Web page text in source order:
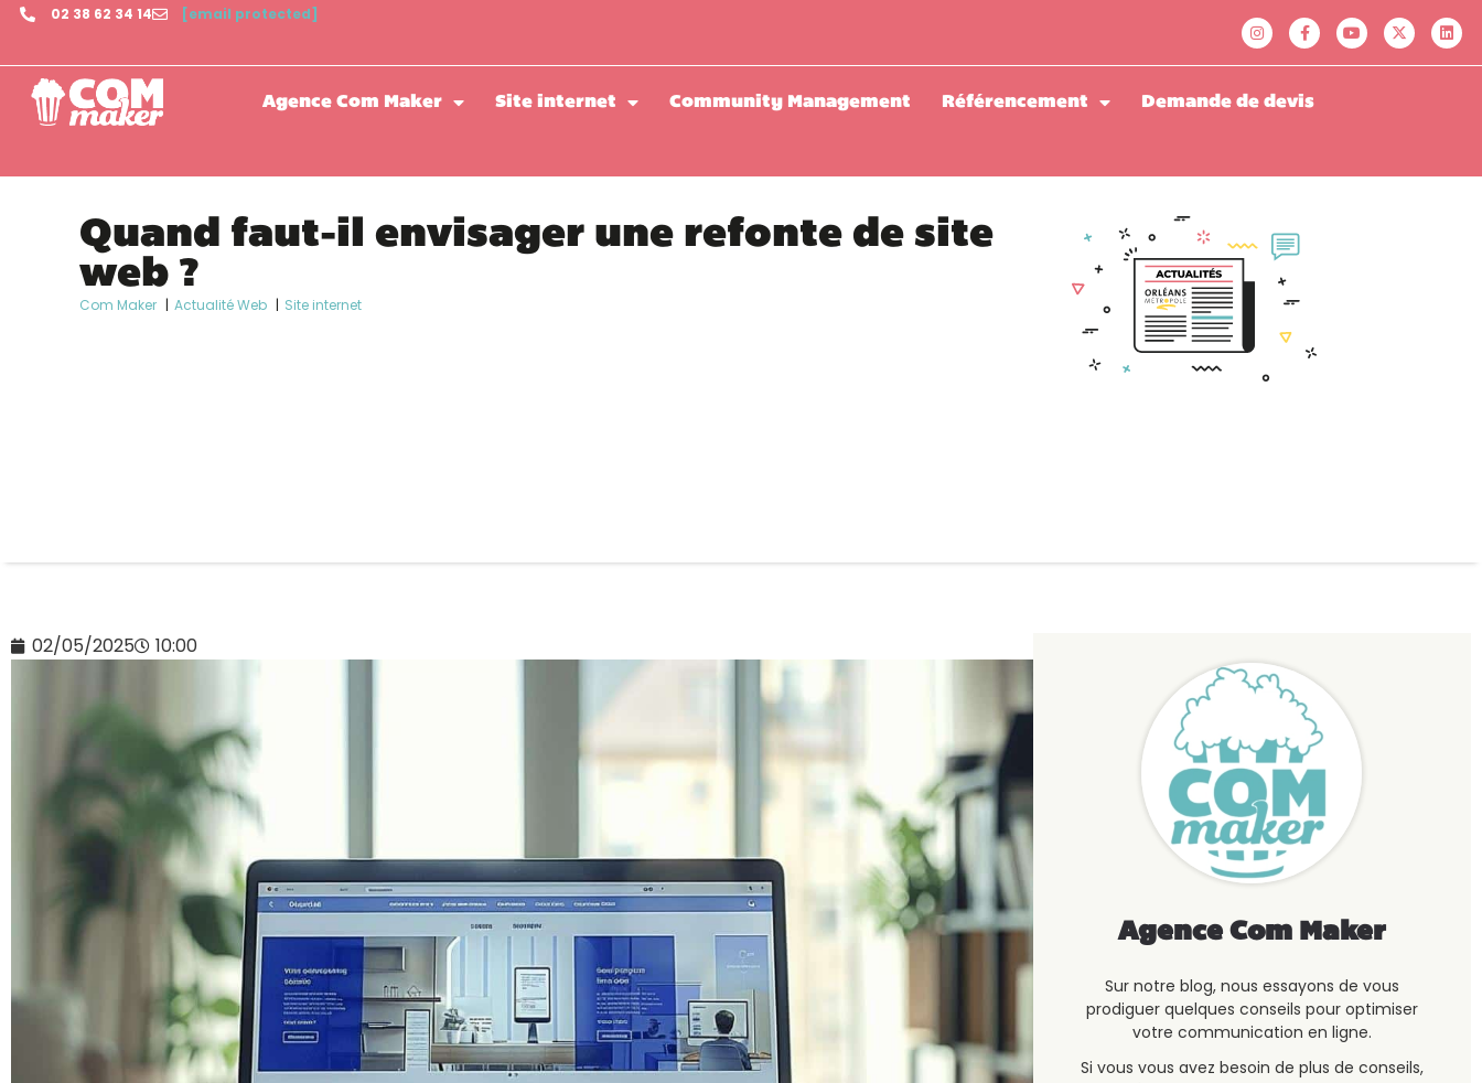
02 38 62 34 14 [email protected]
Agence Com Maker Site internet Community Management Référencement Demande de devis
Quand faut-il envisager une refonte de site
web ?
Com Maker Actualité Web Site internet
02/05/2025 10:00
Agence Com Maker
Sur notre blog, nous essayons de vous
prodiguer quelques conseils pour optimiser
votre communication en ligne.
Si vous vous avez besoin de plus de conseils,